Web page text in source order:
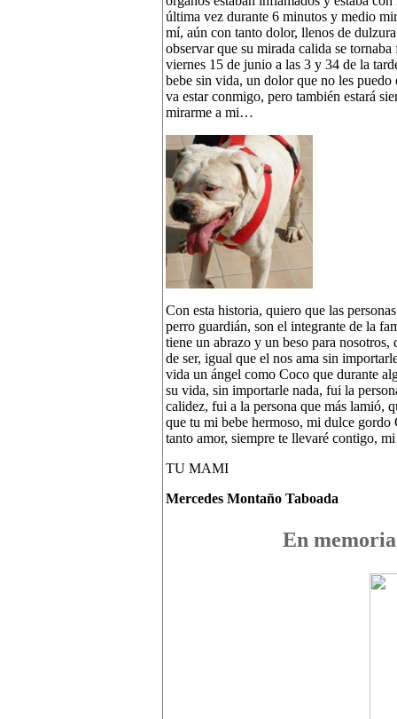
última vez durante 6 minutos y medio
mí, aún con tanto dolor, llenos de
observar que su mirada calida se
viernes 15 de junio a las 3 y 34 de la
bebe sin vida, un dolor que no les
va estar conmigo, pero también estará
mirarme a mi…
Con esta historia, quiero que las
perro guardián, son el integrante de la
tiene un abrazo y un beso para
de ser, igual que el nos ama sin
vida un ángel como Coco que durante
su vida, sin importarle nada, fui la
calidez, fui a la persona que más lamió,
que tu mi bebe hermoso, mi dulce
tanto amor, siempre te llevaré contigo,
TU MAMI
Mercedes Montaño Taboada
En